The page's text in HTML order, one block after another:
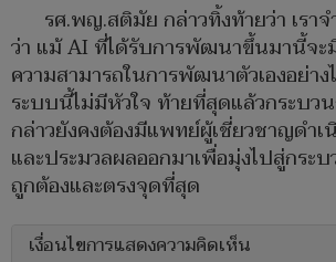
รศ.พญ.สติมัย กล่าวทิ้งท้ายว่า เรา
ว่า แม้ AI ที่ได้รับการพัฒนาขึ้นมานี้จะ
ความสามารถในการพัฒนาตัวเองอย่า
ระบบนี้ไม่มีหัวใจ ท้ายที่สุดแล้วกระบว
กล่าวยังคงต้องมีแพทย์ผู้เชี่ยวชาญดำเ
และประมวลผลออกมาเพื่อมุ่งไปสู่กระ
ถูกต้องและตรงจุดที่สุด
เงื่อนไขการแสดงความคิดเห็น